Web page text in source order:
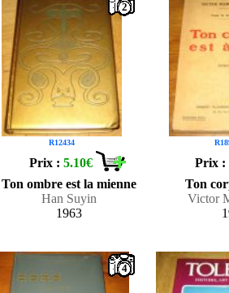
R12434
2
Prix :5.10€
Ton ombre est la mienne
Han Suyin
1963
Prix :
Ton
Victor
4